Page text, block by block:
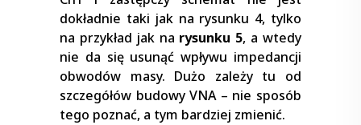
dokładnie taki jak na rysunku 4, tylko
na przykład jak na rysunku 5, a wtedy
nie da się usunąć wpływu impedancji
obwodów masy. Dużo zależy tu od
szczegółów budowy VNA – nie sposób
tego poznać, a tym bardziej zmienić.